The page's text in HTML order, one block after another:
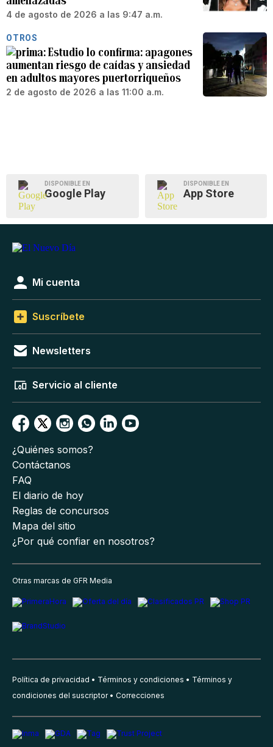
4 de agosto de 2026 a las 9:47 a.m.
OTROS
Estudio lo confirma: apagones
aumentan riesgo de caídas y ansiedad
en adultos mayores puertorriqueños
2 de agosto de 2026 a las 11:00 a.m.
DISPONIBLE EN
Google Play
DISPONIBLE EN
App Store
Mi cuenta
Suscríbete
Newsletters
Servicio al cliente
¿Quiénes somos?
Contáctanos
FAQ
El diario de hoy
Reglas de concursos
Mapa del sitio
¿Por qué confiar en nosotros?
Otras marcas de GFR Media
Política de privacidad Términos y condiciones
Términos y
condiciones del suscriptor
Correcciones